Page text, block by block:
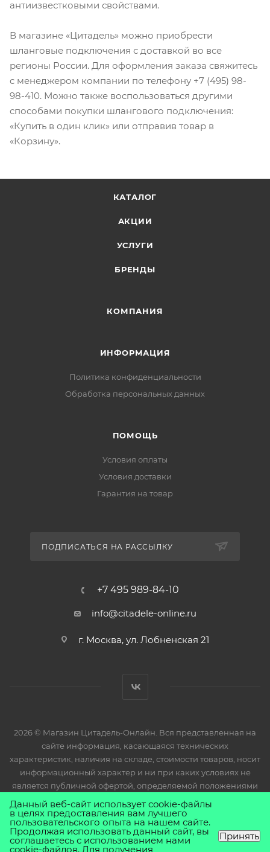
антиизвестковыми свойствами.
В магазине «Цитадель» можно приобрести
шланговые подключения с доставкой во все
регионы России. Для оформления заказа свяжитесь
с менеджером компании по телефону +7 (495) 98-
98-410. Можно также воспользоваться другими
способами покупки шлангового подключения:
«Купить в один клик» или отправив товар в
«Корзину».
КАТАЛОГ
АКЦИИ
УСЛУГИ
БРЕНДЫ
КОМПАНИЯ
ИНФОРМАЦИЯ
Политика конфиденциальности
Обработка персональных данных
ПОМОЩЬ
Условия оплаты
Условия доставки
Гарантия на товар
ПОДПИСАТЬСЯ НА РАССЫЛКУ
+7 495 989-84-10
info@citadele-online.ru
г. Москва, ул. Лобненская 21
2026 © Магазин Цитадель-Онлайн. Вся представленная на
сайте информация, касающаяся технических
характеристик, наличия на складе, стоимости товаров, носит
информационный характер и ни при каких условиях не
является публичной офертой, определяемой положениями
Статьи 437(2) Гражданского кодекса РФ.
Данный веб-сайт использует cookie-файлы
в целях предоставления вам лучшего
пользовательского опыта на нашем сайте.
Продолжая использовать данный сайт, вы
соглашаетесь с использованием нами
cookie-файлов. Для получения
Принять